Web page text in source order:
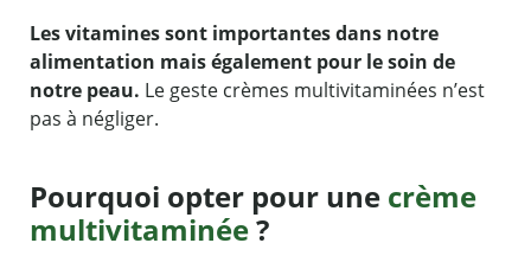
Les vitamines sont importantes dans notre
alimentation mais également pour le soin de
notre peau. Le geste crèmes multivitaminées n’est
pas à négliger.
Pourquoi opter pour une crème
multivitaminée?